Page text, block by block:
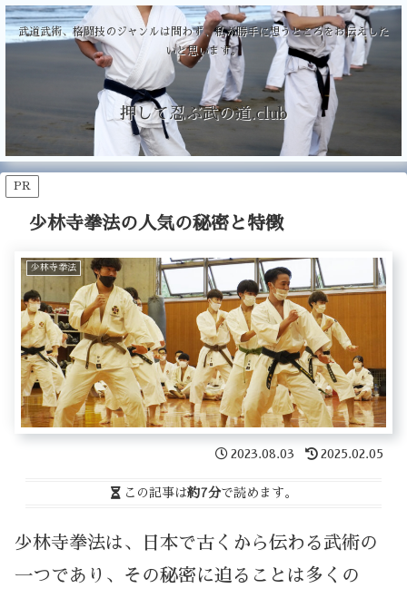
武道武術、格闘技のジャンルは問わず、私が勝手に想うところをお伝えした
いと思います。
押して忍ぶ武の道.club
PR
少林寺拳法の人気の秘密と特徴
少林寺拳法
2023.08.03 2025.02.05
この記事は約7分で読めます。
少林寺拳法は、日本で古くから伝わる武術の
一つであり、その秘密に迫ることは多くの